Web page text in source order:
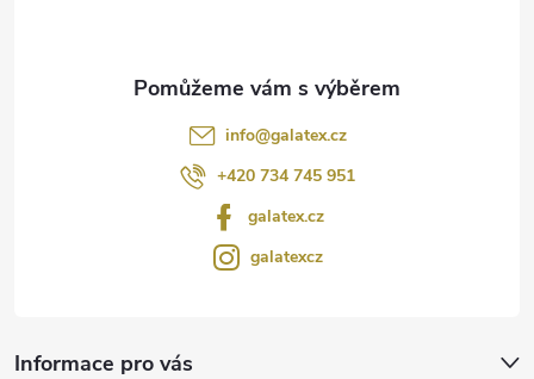
info@galatex.cz
+420 734 745 951
galatex.cz
galatexcz
Informace pro vás